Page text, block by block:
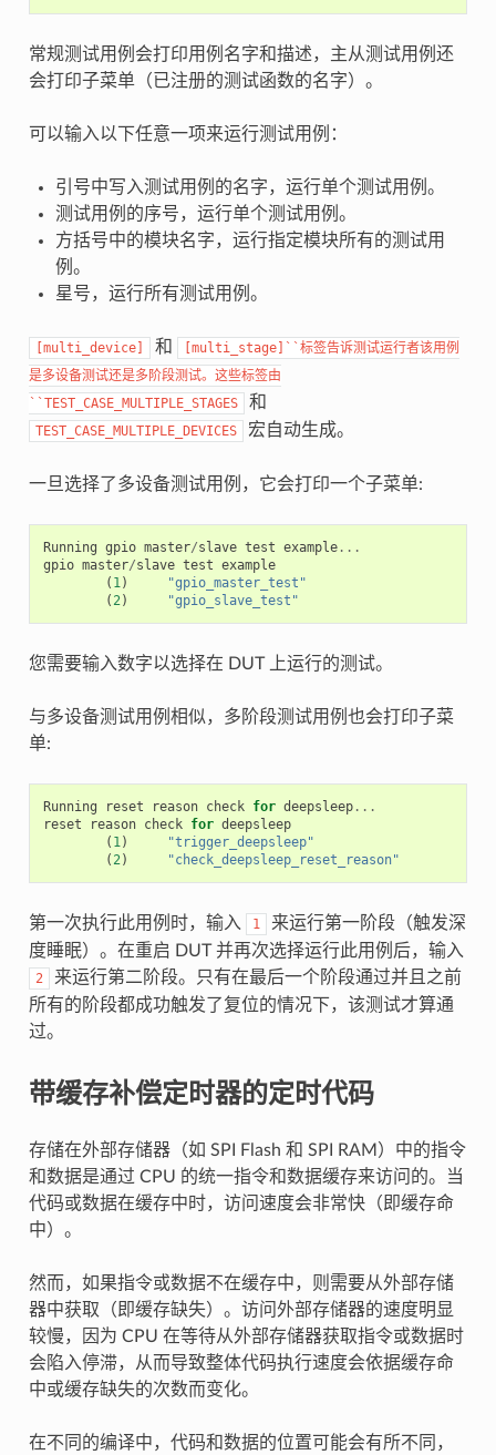
常规测试用例会打印用例名字和描述，主从测试用例还
会打印子菜单（已注册的测试函数的名字）。
可以输入以下任意一项来运行测试用例：
引号中写入测试用例的名字，运行单个测试用例。
测试用例的序号，运行单个测试用例。
方括号中的模块名字，运行指定模块所有的测试用
例。
星号，运行所有测试用例。
[multi_device] 和
[multi_stage]``标签告诉测试运行者该用例
是多设备测试还是多阶段测试。这些标签由
``TEST_CASE_MULTIPLE_STAGES
和
TEST_CASE_MULTIPLE_DEVICES 宏自动生成。
一旦选择了多设备测试用例，它会打印一个子菜单:
Running gpio master/slave test example...
gpio master/slave test example
( 1)
"gpio_master_test"
(2) "gpio_slave_test"
您需要输入数字以选择在 DUT 上运行的测试。
与多设备测试用例相似，多阶段测试用例也会打印子菜
单:
Running reset reason check for deepsleep...
reset
reason check for deepsleep
( 1)
"trigger_deepsleep"
(2) "check_deepsleep_reset_reason"
第一次执行此用例时，输入 1
来运行第一阶段（触发深
度睡眠）。在重启 DUT 并再次选择运行此用例后，输入
2
来运行第二阶段。只有在最后一个阶段通过并且之前
所有的阶段都成功触发了复位的情况下，该测试才算通
过。
带缓存补偿定时器的定时代码
存储在外部存储器（如 SPI Flash 和 SPI RAM）中的指令
和数据是通过 CPU 的统一指令和数据缓存来访问的。当
代码或数据在缓存中时，访问速度会非常快（即缓存命
中）。
然而，如果指令或数据不在缓存中，则需要从外部存储
器中获取（即缓存缺失）。访问外部存储器的速度明显
较慢，因为 CPU 在等待从外部存储器获取指令或数据时
会陷入停滞，从而导致整体代码执行速度会依据缓存命
中或缓存缺失的次数而变化。
在不同的编译中，代码和数据的位置可能会有所不同，